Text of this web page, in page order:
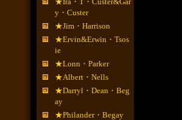
y・Custer
★Jim・Harrison
★Ervin&Erwin・Tsos
ie
★Lonn・Parker
★Albert・Nells
★Darryl・Dean・Beg
ay
★Philander・Begay